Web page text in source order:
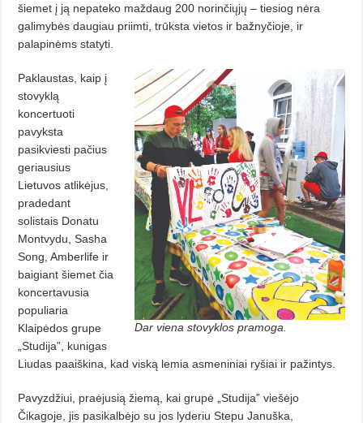
šiemet į ją nepateko maždaug 200 norinčiųjų – tiesiog nėra
galimybės daugiau priimti, trūksta vietos ir bažnyčioje, ir
palapinėms statyti.
Dar viena stovyklos pramoga.
Paklaustas, kaip į
stovyklą
koncertuoti
pavyksta
pasikviesti pačius
geriausius
Lietuvos atlikėjus,
pradedant
solistais Donatu
Montvydu, Sasha
Song, Amberlife ir
baigiant šiemet čia
koncertavusia
populiaria
Klaipėdos grupe
„Studija”, kunigas
Liudas paaiškina, kad viską lemia asmeniniai ryšiai ir pažintys.
Pavyzdžiui, praėjusią žiemą, kai grupė „Studija” viešėjo
Čikagoje, jis pasikalbėjo su jos lyderiu Stepu Januška,